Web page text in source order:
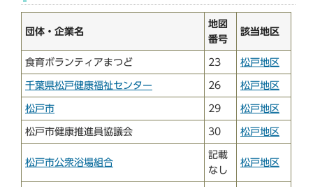
団体・企業名
地図
番号
該当地区
食育ボランティアまつど 23 松戸地区
千葉県松戸健康福祉センター 26 松戸地区
松戸市 29 松戸地区
松戸市健康推進員協議会 30 松戸地区
松戸市公衆浴場組合
記載
なし
松戸地区